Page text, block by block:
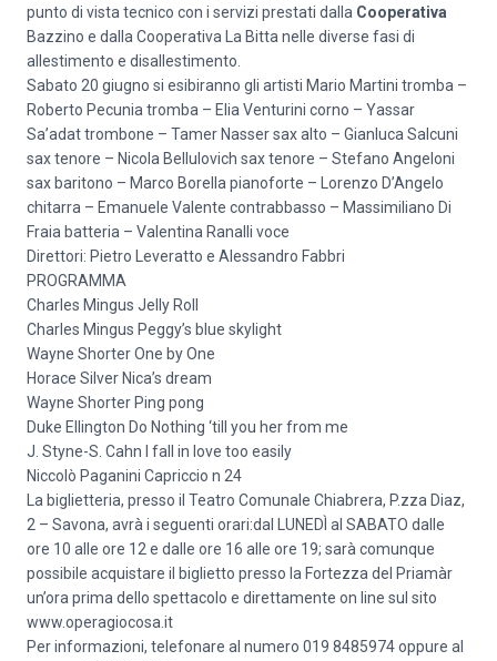
punto di vista tecnico con i servizi prestati dalla Cooperativa
Bazzino e dalla Cooperativa La Bitta nelle diverse fasi di
allestimento e disallestimento.
Sabato 20 giugno si esibiranno gli artisti Mario Martini tromba –
Roberto Pecunia tromba – Elia Venturini corno – Yassar
Sa’adat trombone – Tamer Nasser sax alto – Gianluca Salcuni
sax tenore – Nicola Bellulovich sax tenore – Stefano Angeloni
sax baritono – Marco Borella pianoforte – Lorenzo D’Angelo
chitarra – Emanuele Valente contrabbasso – Massimiliano Di
Fraia batteria – Valentina Ranalli voce
Direttori: Pietro Leveratto e Alessandro Fabbri
PROGRAMMA
Charles Mingus Jelly Roll
Charles Mingus Peggy’s blue skylight
Wayne Shorter One by One
Horace Silver Nica’s dream
Wayne Shorter Ping pong
Duke Ellington Do Nothing ‘till you her from me
J. Styne-S. Cahn I fall in love too easily
Niccolò Paganini Capriccio n 24
La biglietteria, presso il Teatro Comunale Chiabrera, P.zza Diaz,
2 – Savona, avrà i seguenti orari:dal LUNEDÌ al SABATO dalle
ore 10 alle ore 12 e dalle ore 16 alle ore 19; sarà comunque
possibile acquistare il biglietto presso la Fortezza del Priamàr
un’ora prima dello spettacolo e direttamente on line sul sito
www.operagiocosa.it
Per informazioni, telefonare al numero 019 8485974 oppure al